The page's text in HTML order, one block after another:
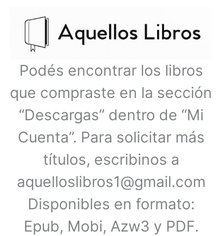
Podés encontrar los libros
que compraste en la sección
“Descargas” dentro de “Mi
Cuenta”. Para solicitar más
títulos, escribinos a
aquelloslibros1@gmail.com
Disponibles en formato:
Epub, Mobi, Azw3 y PDF.
principal